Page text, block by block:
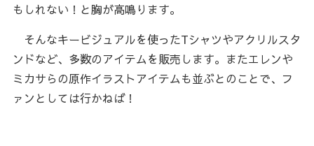
もしれない！と胸が高鳴ります。
そんなキービジュアルを使ったTシャツやアクリルスタ
ンドなど、多数のアイテムを販売します。またエレンや
ミカサらの原作イラストアイテムも並ぶとのことで、フ
ァンとしては行かねば！